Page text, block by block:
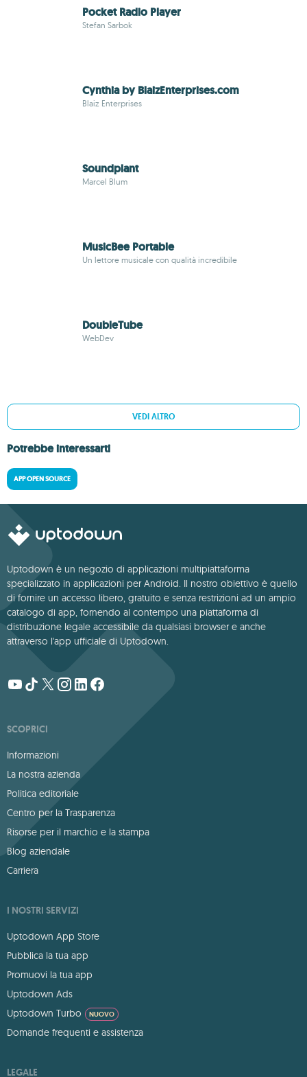
Pocket Radio Player
Stefan Sarbok
Cynthia by BlaizEnterprises.com
Blaiz Enterprises
Soundplant
Marcel Blum
MusicBee Portable
Un lettore musicale con qualità incredibile
DoubleTube
WebDev
VEDI ALTRO
Potrebbe interessarti
APP OPEN SOURCE
Uptodown è un negozio di applicazioni multipiattaforma
specializzato in applicazioni per Android. Il nostro obiettivo è quello
di fornire un accesso libero, gratuito e senza restrizioni ad un ampio
catalogo di app, fornendo al contempo una piattaforma di
distribuzione legale accessibile da qualsiasi browser e anche
attraverso l'app ufficiale di Uptodown.
SCOPRICI
Informazioni
La nostra azienda
Politica editoriale
Centro per la Trasparenza
Risorse per il marchio e la stampa
Blog aziendale
Carriera
I NOSTRI SERVIZI
Uptodown App Store
Pubblica la tua app
Promuovi la tua app
Uptodown Ads
Uptodown Turbo
NUOVO
Domande frequenti e assistenza
LEGALE